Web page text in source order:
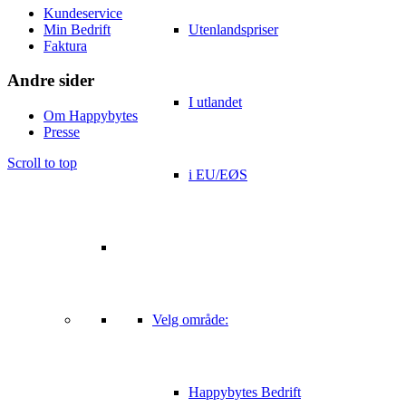
Utenlandspriser
I utlandet
i EU/EØS
Velg område:
Happybytes Bedrift
Kundeservice
Min Bedrift
Faktura
Andre sider
Om Happybytes
Presse
Scroll to top